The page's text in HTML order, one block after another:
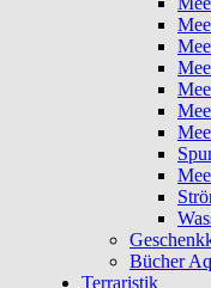
Bücher
Terraristik